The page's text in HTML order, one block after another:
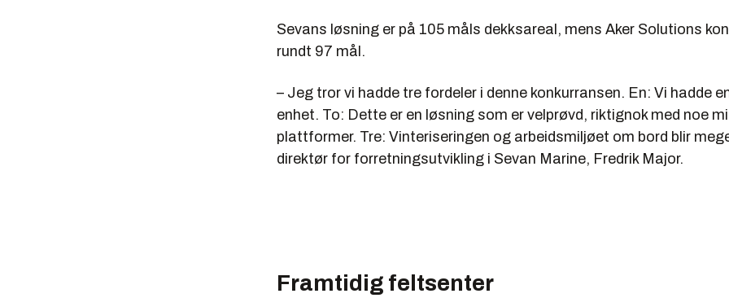
Sevans løsning er på 105 måls dekksareal, mens Aker Solutions
rundt 97 mål.
– Jeg tror vi hadde tre fordeler i denne konkurransen. En: Vi hadde
enhet. To: Dette er en løsning som er velprøvd, riktignok med noe
plattformer. Tre: Vinteriseringen og arbeidsmiljøet om bord blir
direktør for forretningsutvikling i Sevan Marine, Fredrik Major.
Framtidig feltsenter